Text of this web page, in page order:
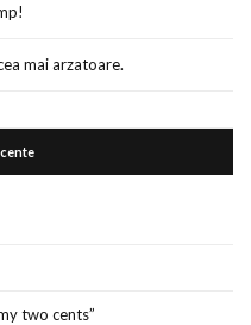
mai arzatoare.
two cents”